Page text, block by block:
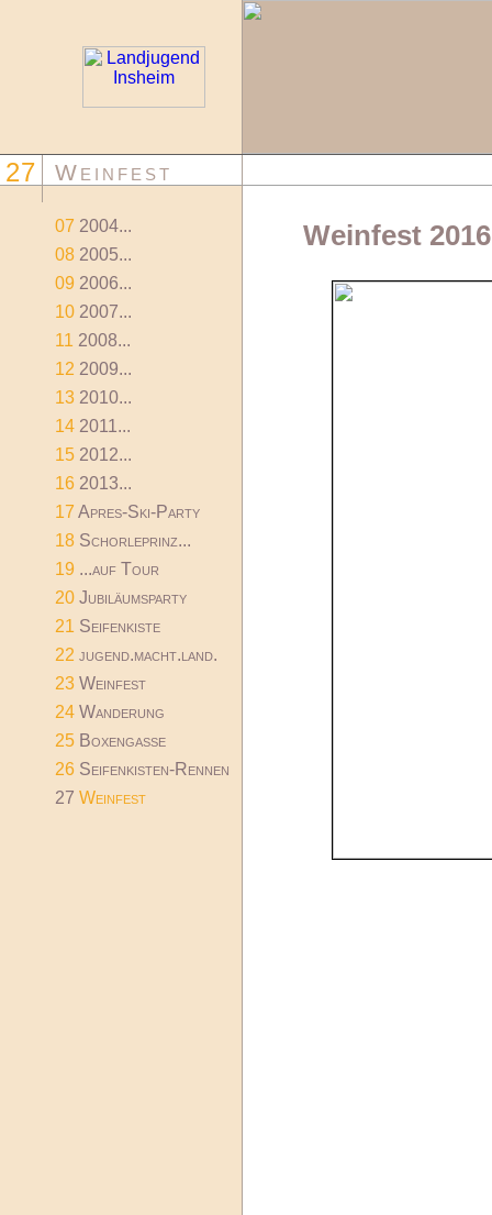
27 Weinfest
07 2004...
08 2005...
09 2006...
10 2007...
11 2008...
12 2009...
13 2010...
14 2011...
15 2012...
16 2013...
17 Apres-Ski-Party
18 Schorleprinz...
19 ...auf Tour
20 Jubiläumsparty
21 Seifenkiste
22 jugend.macht.land.
23 Weinfest
24 Wanderung
25 Boxengasse
26 Seifenkisten-Rennen
27 Weinfest
Weinfest 2016